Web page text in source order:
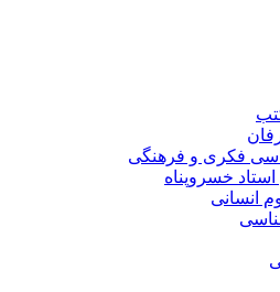
فکری و فرهنگی
خسروپناه
انسانی